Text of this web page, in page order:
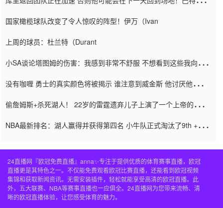
国家橄榄球队改变了令人惊叹的阵型！伊万（Ivan
上周的球员：杜兰特（Durant
小SA谈论塔图姆的伤害：我感到非常不舒服 不想看到这些我向他
没有咖喱 勇士的真实颜色将被揭示 谁注意到威金斯 他讨厌他的老
偷詹姆斯+杀死湖人！ 22岁的雷霆遗弃儿子上演了一个上帝的剧
NBA最新排名：湖人赢得并获得第四名 小牛队正式淘汰了9th + 76
24直播网『欧冠免费直播』anna✨专注于提供优质的体育赛事直播，欧冠
直播更是其特色之一。不仅能免费观看欧冠比赛直播，还能看到欧冠视频
集锦和获取新闻资讯。无需安装插件，轻松就能享受高清的欧冠直播。此
外，五大联赛、NBA等赛事直播也一应俱全。24直播网为您带来流畅、清
晰的欧冠直播体验，让您感受体育的魅力。